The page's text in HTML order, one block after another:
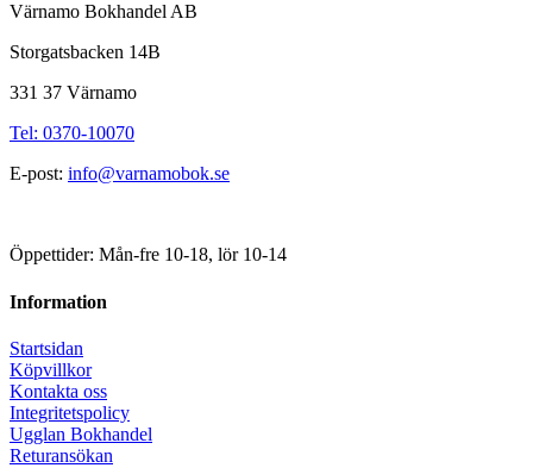
Värnamo Bokhandel AB
Storgatsbacken 14B
331 37 Värnamo
Tel: 0370-10070
E-post: info@varnamobok.se
Öppettider: Mån-fre 10-18, lör 10-14
Information
Startsidan
Köpvillkor
Kontakta oss
Integritetspolicy
Ugglan Bokhandel
Returansökan